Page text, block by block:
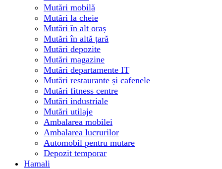
Mutări mobilă
Mutări la cheie
Mutări în alt oraș
Mutări în altă țară
Mutări depozite
Mutări magazine
Mutări departamente IT
Mutări restaurante și cafenele
Mutări fitness centre
Mutări industriale
Mutări utilaje
Ambalarea mobilei
Ambalarea lucrurilor
Automobil pentru mutare
Depozit temporar
Hamali